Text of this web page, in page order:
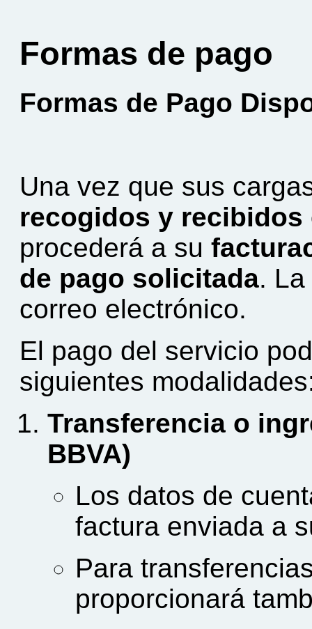
Formas de pago
Formas de Pago
Una vez que sus
recogidos y recibidos
procederá a su
de pago solicitada.
correo electrónico.
El pago del servicio
siguientes
Transferencia o
BBVA)
Los datos de
factura enviada a
Para
proporcionará